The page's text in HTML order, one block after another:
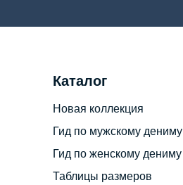
Каталог
Новая коллекция
Гид по мужскому дениму
Гид по женскому дениму
Таблицы размеров